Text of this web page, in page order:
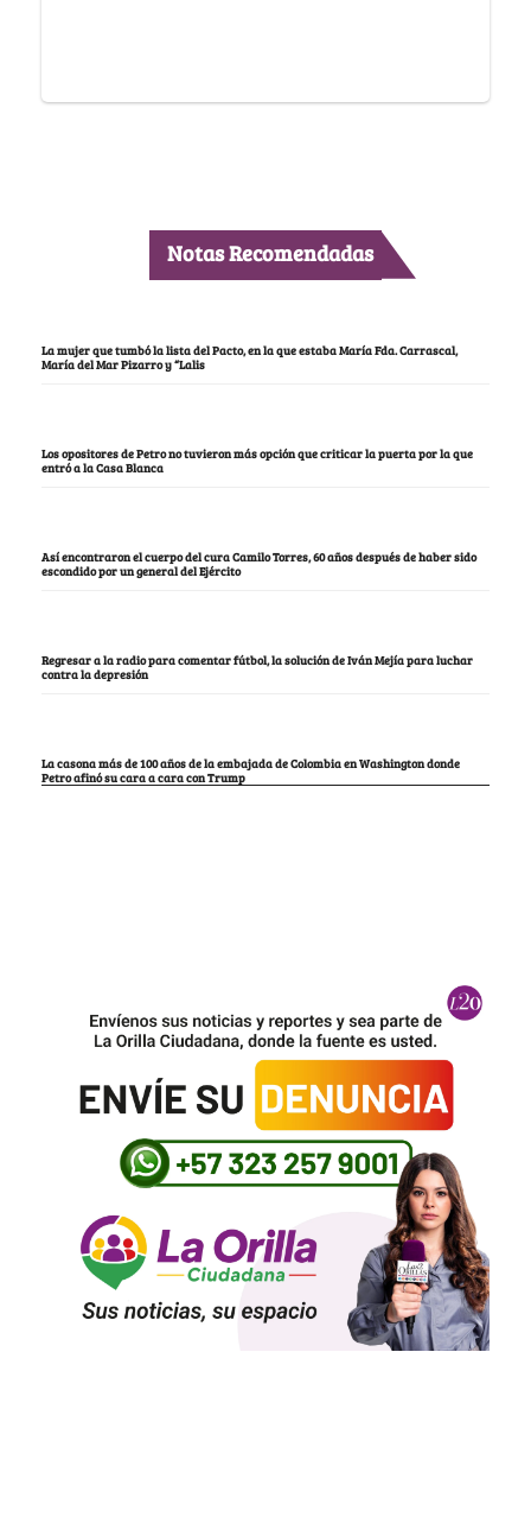
Notas Recomendadas
La mujer que tumbó la lista del Pacto, en la que estaba María Fda. Carrascal,
María del Mar Pizarro y “Lalis
Los opositores de Petro no tuvieron más opción que criticar la puerta por la que
entró a la Casa Blanca
Así encontraron el cuerpo del cura Camilo Torres, 60 años después de haber sido
escondido por un general del Ejército
Regresar a la radio para comentar fútbol, la solución de Iván Mejía para luchar
contra la depresión
La casona más de 100 años de la embajada de Colombia en Washington donde
Petro afinó su cara a cara con Trump